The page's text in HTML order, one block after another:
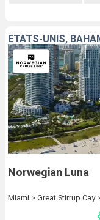
Norwegian Luna
Miami > Great Stirrup Cay